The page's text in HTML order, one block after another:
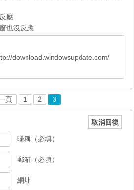
應
也沒反應
download.windowsupdate.com/
頁 1 2 3
取消回復
暱稱（必填）
郵箱（必填）
網址